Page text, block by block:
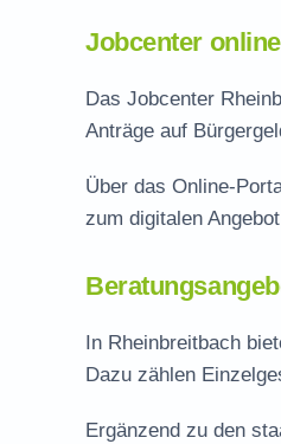
Jobcenter
Das Jobcenter
Anträge auf
Über das Online-
zum digitalen
In Rheinbreitbach
Dazu zählen
Ergänzend zu den